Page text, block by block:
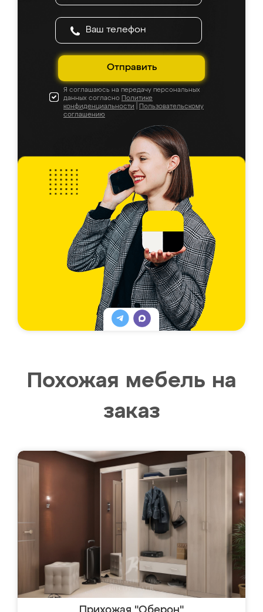
Отправить
Я соглашаюсь на передачу персональных
данных согласно Политике
конфиденциальности
Пользовательскому
соглашению
Похожая мебель на
заказ